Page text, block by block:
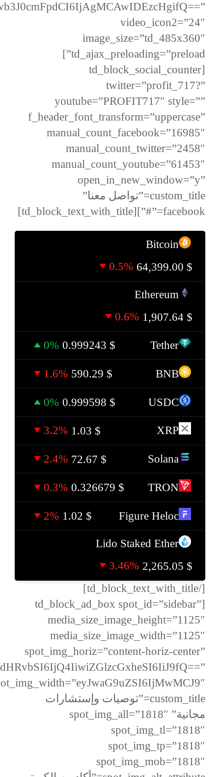
video_icon2=”24″
image_size=”td_485x360″
td_ajax_preloading=”preload”]
[td_block_social_counter
twitter=”profit_717?”
youtube=”PROFIT717″ style=””
f_header_font_transform=”uppercase”
manual_count_facebook=”16985″
manual_count_twitter=”2458″
manual_count_youtube=”61453″
open_in_new_window=”y”
custom_title=”تواصل معنا”
facebook=”#”][td_block_text_with_title]
Bitcoin
$
64,399.00
0.5%
Ethereum
$
1,907.64
0.6%
Tether
$
0.999243
0%
BNB
$
590.29
1.6%
USDC
$
0.999598
0%
XRP
$
1.03
3.2%
Solana
$
72.67
2.4%
TRON
$
0.326679
0.3%
Figure Heloc
$
1.02
2%
Lido Staked Ether
$
2,265.05
3.46%
[/td_block_text_with_title]
[td_block_ad_box spot_id=”sidebar”
media_size_image_height=”1125″
media_size_image_width=”1125″
spot_img_horiz=”content-horiz-center”
custom_title=”توصيات وإستشارات
مجانية” spot_img_all=”1818″
spot_img_tl=”1818″
spot_img_tp=”1818″
spot_img_mob=”1818″